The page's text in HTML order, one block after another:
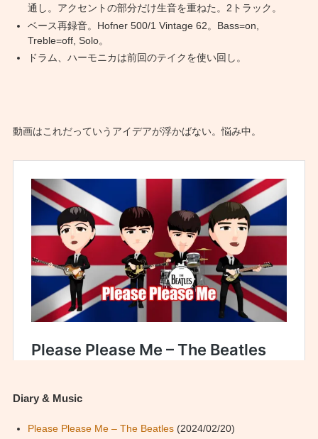
通し。アクセントの部分だけ生音を重ねた。2トラック。
ベース再録音。Hofner 500/1 Vintage 62。Bass=on,
Treble=off, Solo。
ドラム、ハーモニカは前回のテイクを使い回し。
動画はこれだっていうアイデアが浮かばない。悩み中。
Diary & Music
Please Please Me – The Beatles(2024/02/20)